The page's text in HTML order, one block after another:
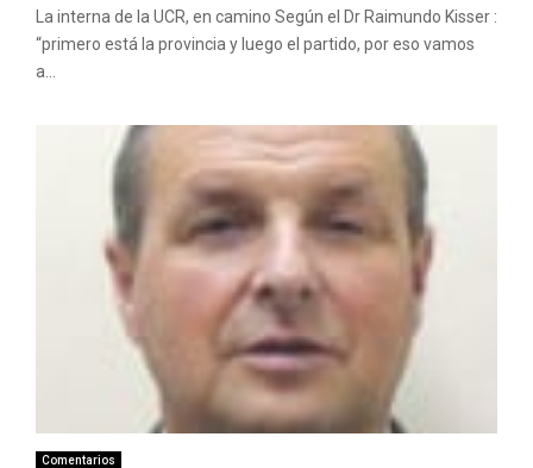
La interna de la UCR, en camino Según el Dr Raimundo Kisser :
“primero está la provincia y luego el partido, por eso vamos
a...
Comentarios